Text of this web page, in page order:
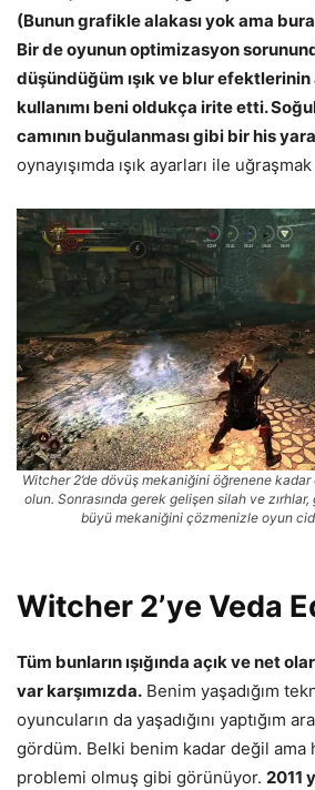
(Bunun grafikle alakası yok ama
Bir de oyunun optimizasyon
düşündüğüm ışık ve blur efektlerinin
kullanımı beni oldukça irite etti.
camının buğulanması gibi bir his
oynayışımda ışık ayarları ile
Witcher 2’de dövüş mekaniğini öğrenene
olun. Sonrasında gerek gelişen silah ve
büyü mekaniğini çözmenizle oyun
Witcher 2’ye Veda
Tüm bunların ışığında açık ve net
var karşımızda. Benim yaşadığım
oyuncuların da yaşadığını yaptığım
gördüm. Belki benim kadar değil
problemi olmuş gibi görünüyor. 2011